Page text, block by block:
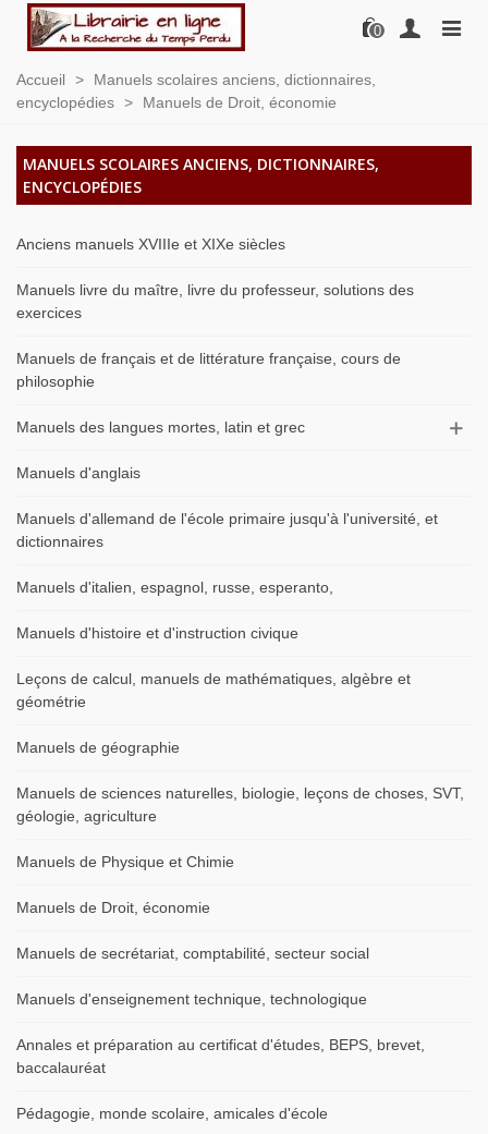
0
Accueil >
Manuels scolaires anciens, dictionnaires,
encyclopédies > Manuels de Droit, économie
MANUELS SCOLAIRES ANCIENS, DICTIONNAIRES,
ENCYCLOPÉDIES
Anciens manuels XVIIIe et XIXe siècles
Manuels livre du maître, livre du professeur, solutions des
exercices
Manuels de français et de littérature française, cours de
philosophie
Manuels des langues mortes, latin et grec
Manuels d'anglais
Manuels d'allemand de l'école primaire jusqu'à l'université, et
dictionnaires
Manuels d'italien, espagnol, russe, esperanto,
Manuels d'histoire et d'instruction civique
Leçons de calcul, manuels de mathématiques, algèbre et
géométrie
Manuels de géographie
Manuels de sciences naturelles, biologie, leçons de choses, SVT,
géologie, agriculture
Manuels de Physique et Chimie
Manuels de Droit, économie
Manuels de secrétariat, comptabilité, secteur social
Manuels d'enseignement technique, technologique
Annales et préparation au certificat d'études, BEPS, brevet,
baccalauréat
Pédagogie, monde scolaire, amicales d'école